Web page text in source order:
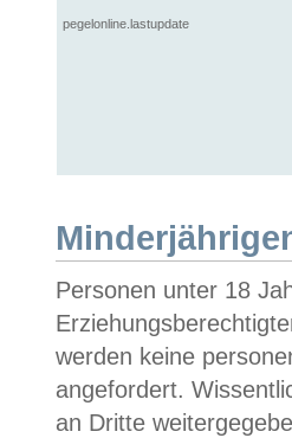
pegelonline.lastupdate
Personen unter 18
werden keine
angefordert.
an Dritte